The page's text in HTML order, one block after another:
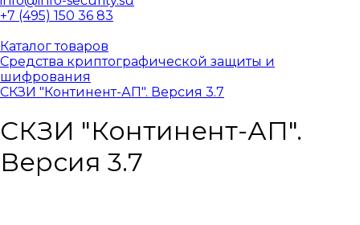
+7 (495) 150 36 83
Каталог товаров
Средства криптографической защиты и
шифрования
СКЗИ "Континент-АП". Версия 3.7
СКЗИ "Континент-АП".
Версия 3.7